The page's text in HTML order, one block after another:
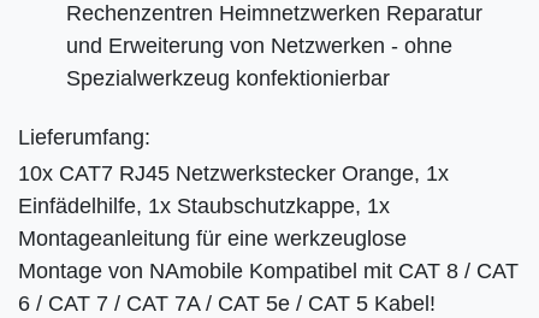
Rechenzentren Heimnetzwerken Reparatur
und Erweiterung von Netzwerken - ohne
Spezialwerkzeug konfektionierbar
Lieferumfang:
10x CAT7 RJ45 Netzwerkstecker Orange, 1x
Einfädelhilfe, 1x Staubschutzkappe, 1x
Montageanleitung für eine werkzeuglose
Montage von NAmobile Kompatibel mit CAT 8 / CAT
6 / CAT 7 / CAT 7A / CAT 5e / CAT 5 Kabel!